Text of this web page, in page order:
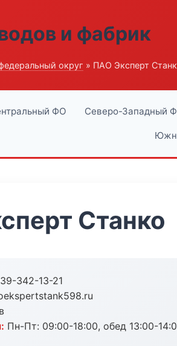
и фабрик
округ » ПАО Эксперт
ФО Северо-Западный
Станко
342-13-21
Пн-Пт: 09:00-18:00, обед 13:00-